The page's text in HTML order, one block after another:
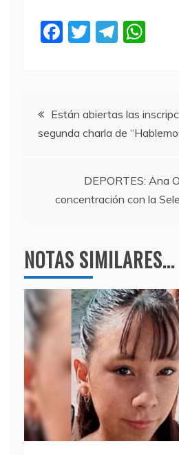
F
b
o
T
T
a
m
A
p
Navegación
de
entradas
Están abiertas las
segunda charla de
DEPORTES: Ana
concentración con la
NOTAS SIMILARES...